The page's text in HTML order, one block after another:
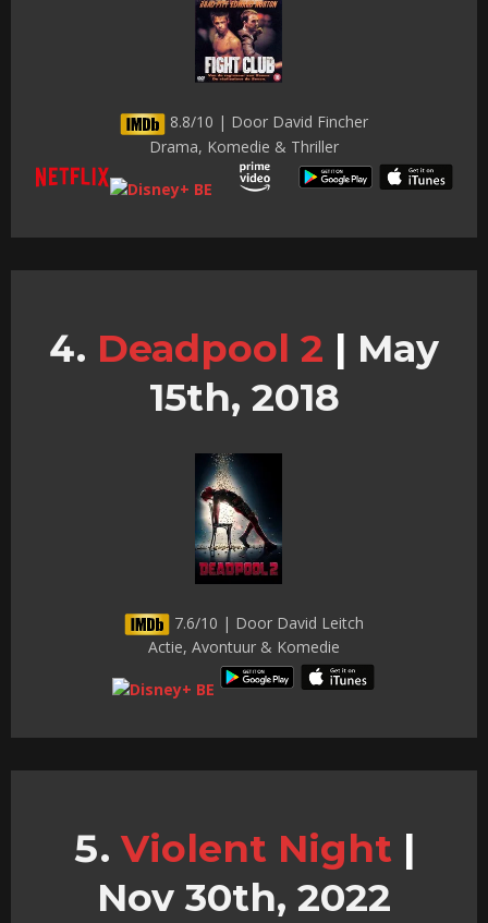
8.8/10 | Door David Fincher
Drama, Komedie & Thriller
Deadpool 2 | May
15th, 2018
7.6/10 | Door David Leitch
Actie, Avontuur & Komedie
Violent Night |
Nov 30th, 2022